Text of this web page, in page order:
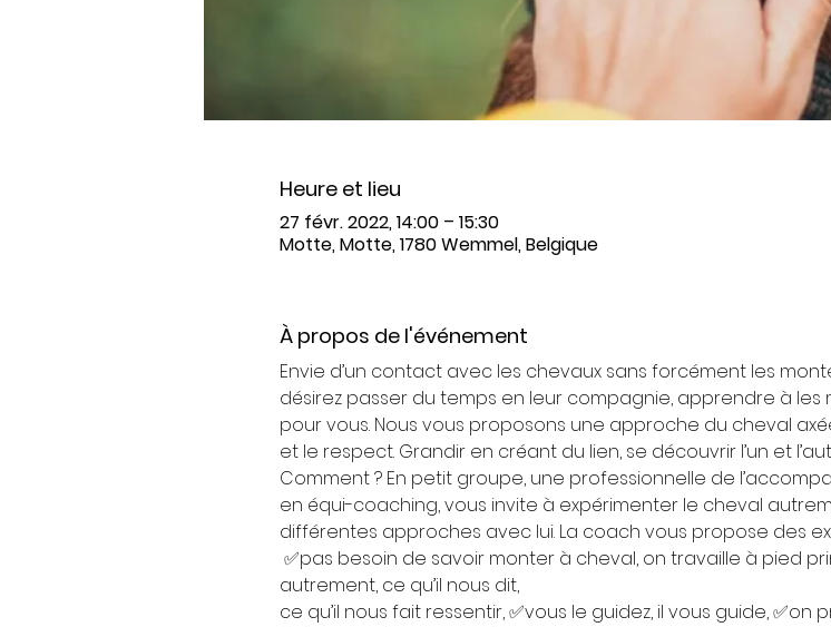
Heure et lieu
27 févr. 2022, 14:00 – 15:30
Motte, Motte, 1780 Wemmel, Belgique
À propos de l'événement
Envie d’un contact avec les chevaux sans forcément les
désirez passer du temps en leur compagnie, apprendre à
pour vous. Nous vous proposons une approche du cheval
et le respect. Grandir en créant du lien, se découvrir l’un et
Comment ? En petit groupe, une professionnelle de
en équi-coaching, vous invite à expérimenter le cheval
différentes approches avec lui. La coach vous propose des
✅pas besoin de savoir monter à cheval, on travaille à pied
autrement, ce qu’il nous dit,
ce qu’il nous fait ressentir, ✅vous le guidez, il vous guide,